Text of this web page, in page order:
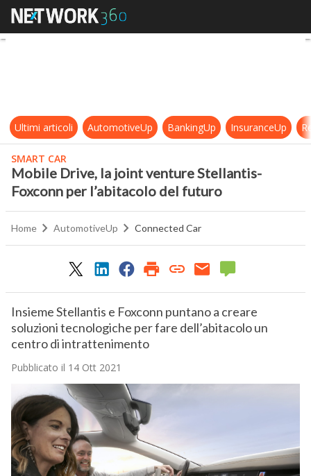
Mobile Drive, la joint venture
Ultimi articoli AutomotiveUp BankingUp InsuranceUp
SMART CAR
Mobile Drive, la joint venture Stellantis-
Foxconn per l’abitacolo del futuro
Home AutomotiveUp Connected Car
Insieme Stellantis e Foxconn puntano a creare
soluzioni tecnologiche per fare dell’abitacolo un
centro di intrattenimento
Pubblicato il 14 Ott 2021